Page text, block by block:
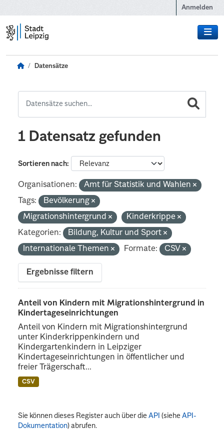
Anmelden
Datensätze
1 Datensatz gefunden
Sortieren nach
Organisationen:
Amt für Statistik und Wahlen
Tags:
Bevölkerung
Migrationshintergrund
Kinderkrippe
Kategorien:
Bildung, Kultur und Sport
Internationale Themen
Formate: CSV
Ergebnisse filtern
Anteil von Kindern mit Migrationshintergrund in
Kindertageseinrichtungen
Anteil von Kindern mit Migrationshintergrund
unter Kinderkrippenkindern und
Kindergartenkindern in Leipziger
Kindertageseinrichtungen in öffentlicher und
freier Trägerschaft...
CSV
Sie können dieses Register auch über dieAPI (sieheAPI-
Dokumentation) abrufen.